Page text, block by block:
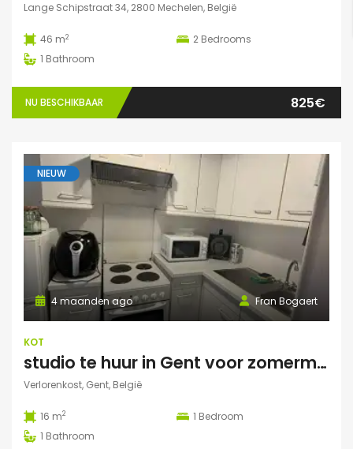
Lange Schipstraat 34, 2800 Mechelen, België
46 m2 2 Bedrooms
1 Bathroom
NU BESCHIKBAAR 825€
NIEUW
Fran Bogaert
4 maanden ago
KOT
studio te huur in Gent voor zomermaanden
Verlorenkost, Gent, België
16 m2 1 Bedroom
1 Bathroom